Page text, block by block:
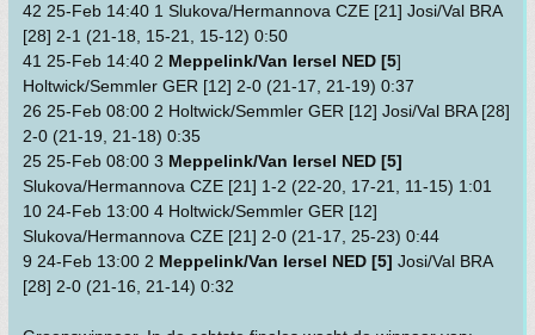
42 25-Feb 14:40 1 Slukova/Hermannova CZE [21] Josi/Val BRA
[28] 2-1 (21-18, 15-21, 15-12) 0:50
41 25-Feb 14:40 2 Meppelink/Van Iersel NED [5]
Holtwick/Semmler GER [12] 2-0 (21-17, 21-19) 0:37
26 25-Feb 08:00 2 Holtwick/Semmler GER [12] Josi/Val BRA [28]
2-0 (21-19, 21-18) 0:35
25 25-Feb 08:00 3 Meppelink/Van Iersel NED [5]
Slukova/Hermannova CZE [21] 1-2 (22-20, 17-21, 11-15) 1:01
10 24-Feb 13:00 4 Holtwick/Semmler GER [12]
Slukova/Hermannova CZE [21] 2-0 (21-17, 25-23) 0:44
9 24-Feb 13:00 2 Meppelink/Van Iersel NED [5] Josi/Val BRA
[28] 2-0 (21-16, 21-14) 0:32